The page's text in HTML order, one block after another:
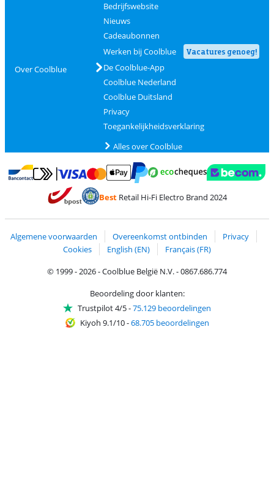
Over Coolblue
Bedrijfswebsite
Nieuws
Cadeaubonnen
Werken bij Coolblue
Vacatures genoeg!
De Coolblue-App
Coolblue Nederland
Coolblue Duitsland
Privacy
Toegankelijkheidsverklaring
Alles over Coolblue
Betalen met Bancontact
Betalen met MasterCard en Visa via ClickToPay
Betalen met PayPal
BestRetail Hi-Fi Electro Brand 2024
Algemene voorwaarden Overeenkomst ontbinden
Privacy
Cookies
English (EN)
Français (FR)
© 1999 - 2026 - Coolblue België N.V. - 0867.686.774
Beoordeling door klanten:
Trustpilot 4/5-75.129 beoordelingen
Kiyoh 9.1/10-68.705 beoordelingen